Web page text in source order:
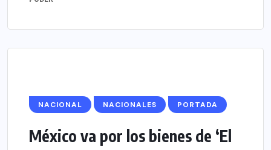
NACIONAL NACIONALES PORTADA
México va por los bienes de ‘El